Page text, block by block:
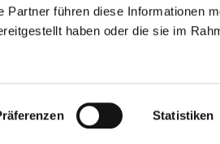
Partner führen diese Informationen
haben oder die sie im
Statistiken